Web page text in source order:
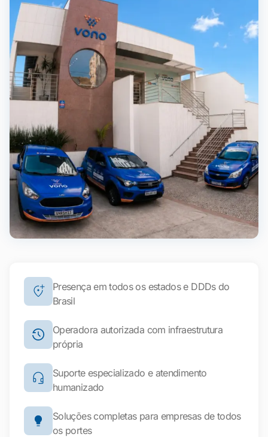
Presença em todos os estados e DDDs do
Brasil
Operadora autorizada com infraestrutura
própria
Suporte especializado e atendimento
humanizado
Soluções completas para empresas de todos
os portes